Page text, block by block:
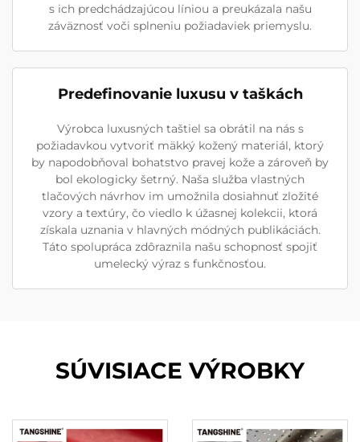
s ich predchádzajúcou líniou a preukázala našu
záväznosť voči splneniu požiadaviek priemyslu.
Predefinovanie luxusu v taškách
Výrobca luxusných taštiel sa obrátil na nás s
požiadavkou vytvoriť mäkký kožený materiál, ktorý
by napodobňoval bohatstvo pravej kože a zároveň by
bol ekologicky šetrný. Naša služba vlastných
tlačových návrhov im umožnila dosiahnuť zložité
vzory a textúry, čo viedlo k úžasnej kolekcii, ktorá
získala uznania v hlavných módných publikáciách.
Táto spolupráca zdôraznila našu schopnosť spojiť
umelecký výraz s funkčnosťou.
SÚVISIACE VÝROBKY